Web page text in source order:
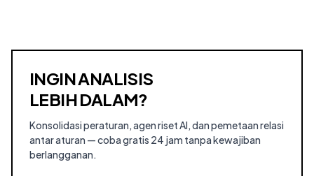
INGIN ANALISIS
LEBIH DALAM?
Konsolidasi peraturan, agen riset AI, dan pemetaan relasi
antar aturan — coba gratis 24 jam tanpa kewajiban
berlangganan.